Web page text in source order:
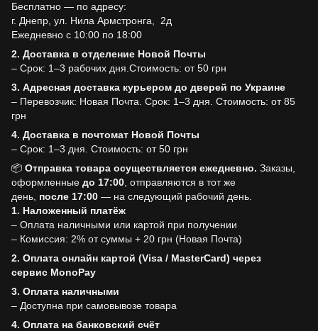
Бесплатно — по адресу:
г. Днепр, ул. Нила Армстронга, 2д
Ежедневно с 10:00 по 18:00
2. Доставка в отделение Новой Почты
– Срок: 1–3 рабочих дня.Стоимость: от 50 грн
3. Адресная доставка курьером до дверей по Украине
– Перевозчик: Новая Почта. Срок: 1–3 дня. Стоимость: от 85
грн
4. Доставка в почтомат Новой Почты
– Срок: 1–3 дня. Стоимость: от 50 грн
📦 Отправка товара осуществляется ежедневно. Заказы,
оформленные до 17:00 , отправляются в тот же
день, после 17:00 — на следующий рабочий день.
1. Наложенный платёж
– Оплата наличными или картой при получении
– Комиссия: 2% от суммы + 20 грн (Новая Почта)
2. Оплата онлайн картой (Visa / MasterCard) через
сервис MonoPay
3. Оплата наличными
– Доступна при самовывозе товара
4. Оплата на банковский счёт